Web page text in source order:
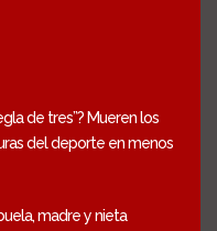
de tres”? Mueren los
del deporte en menos
madre y nieta